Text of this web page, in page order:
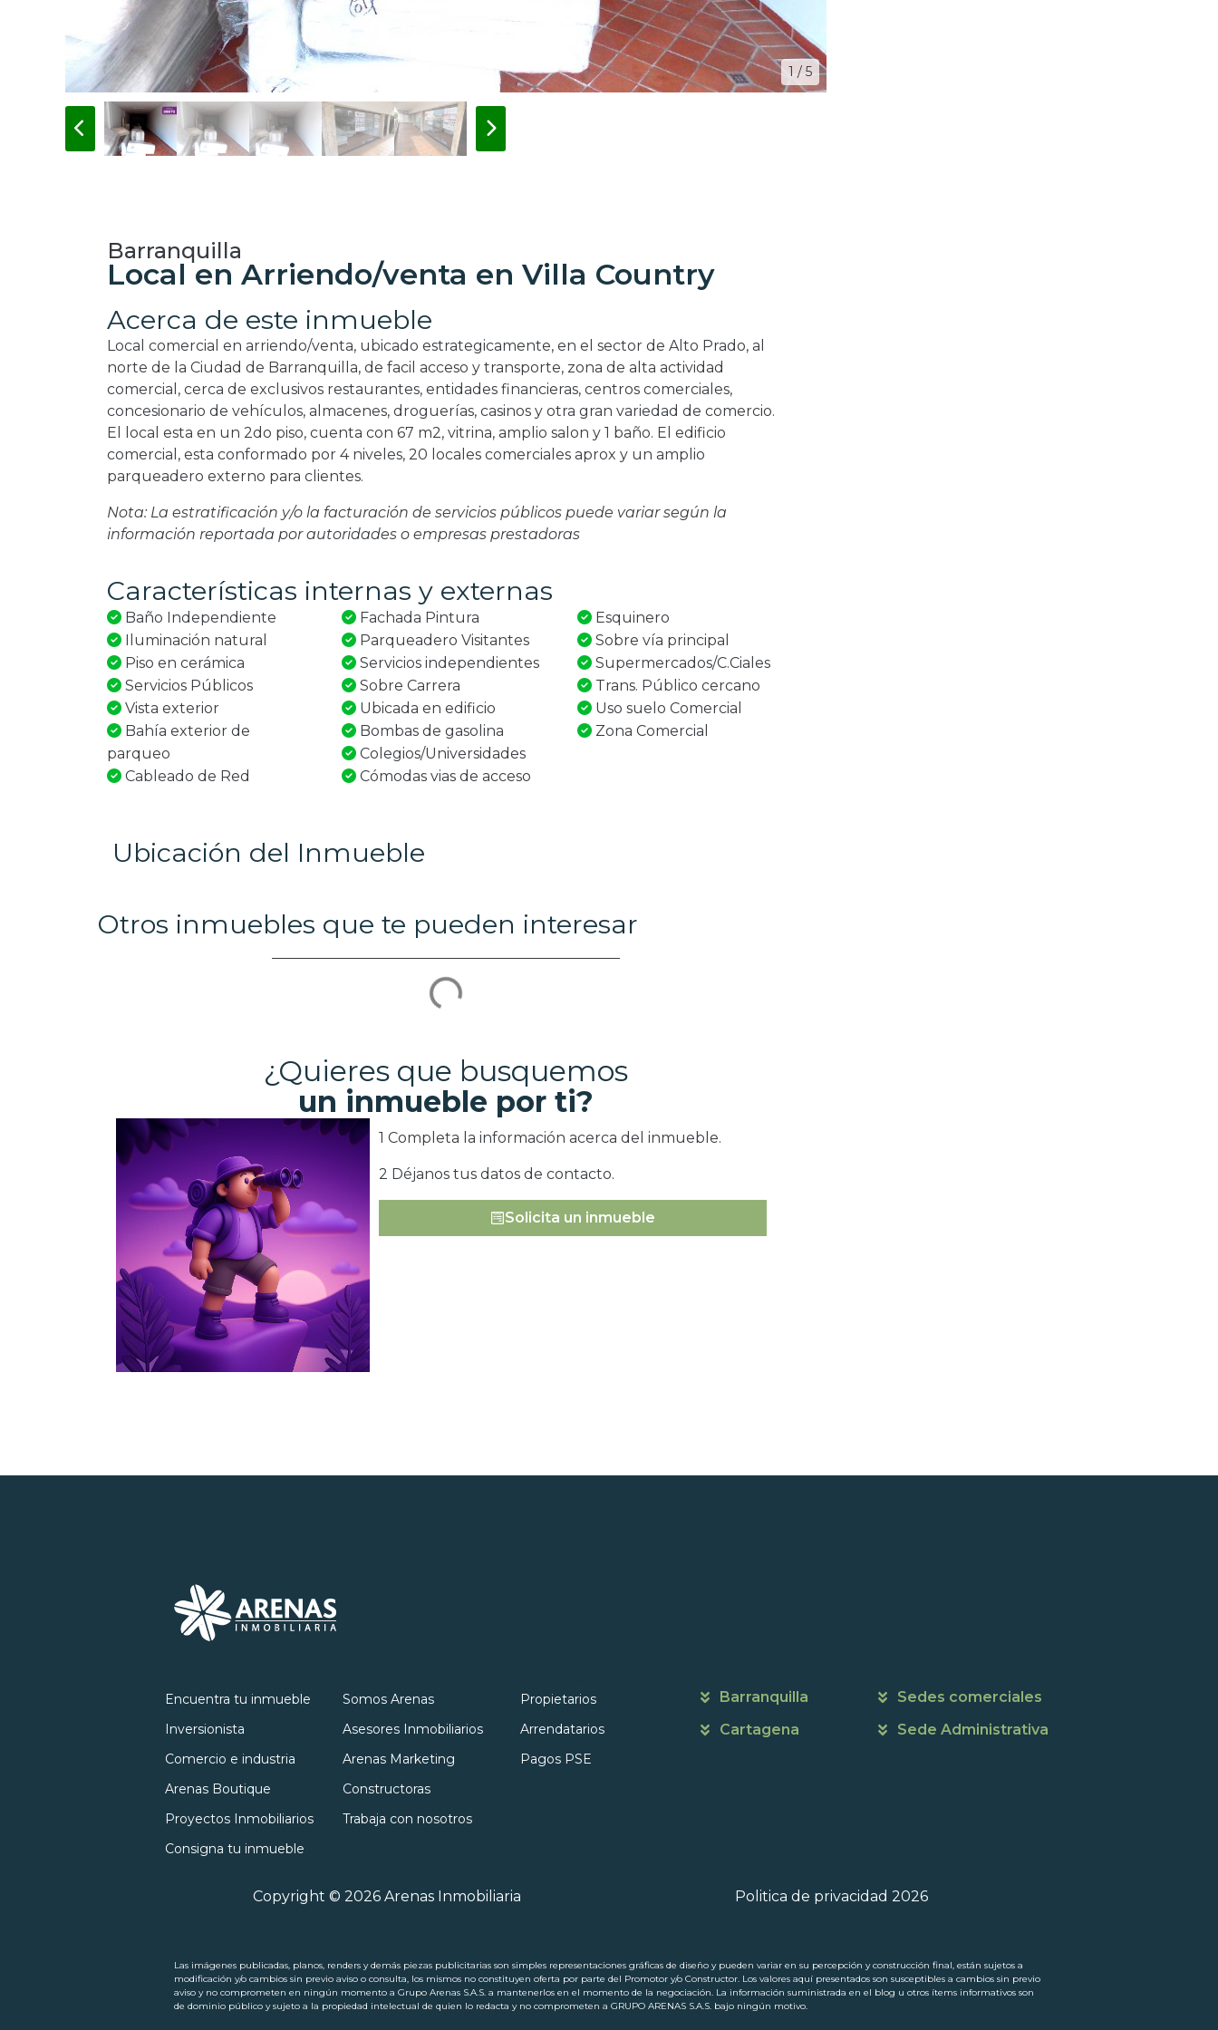
1 / 5
Barranquilla
Local en Arriendo/venta en Villa Country
Acerca de este inmueble
Local comercial en arriendo/venta, ubicado estrategicamente, en el sector de Alto Prado, al
norte de la Ciudad de Barranquilla, de facil acceso y transporte, zona de alta actividad
comercial, cerca de exclusivos restaurantes, entidades financieras, centros comerciales,
concesionario de vehículos, almacenes, droguerías, casinos y otra gran variedad de comercio.
El local esta en un 2do piso, cuenta con 67 m2, vitrina, amplio salon y 1 baño. El edificio
comercial, esta conformado por 4 niveles, 20 locales comerciales aprox y un amplio
parqueadero externo para clientes.
Nota: La estratificación y/o la facturación de servicios públicos puede variar según la
información reportada por autoridades o empresas prestadoras
Características internas y externas
Baño Independiente
Iluminación natural
Piso en cerámica
Servicios Públicos
Vista exterior
Bahía exterior de
parqueo
Cableado de Red
Fachada Pintura
Parqueadero Visitantes
Servicios independientes
Sobre Carrera
Ubicada en edificio
Bombas de gasolina
Colegios/Universidades
Cómodas vias de acceso
Esquinero
Sobre vía principal
Supermercados/C.Ciales
Trans. Público cercano
Uso suelo Comercial
Zona Comercial
Ubicación del Inmueble
Otros inmuebles que te pueden interesar
¿Quieres que busquemos
un inmueble por ti?
1 Completa la información acerca del inmueble.
2 Déjanos tus datos de contacto.
Solicita un inmueble
Encuentra tu inmueble
Inversionista
Comercio e industria
Arenas Boutique
Proyectos Inmobiliarios
Consigna tu inmueble
Somos Arenas
Asesores Inmobiliarios
Arenas Marketing
Constructoras
Trabaja con nosotros
Propietarios
Arrendatarios
Pagos PSE
Barranquilla
Cartagena
Sedes comerciales
Sede Administrativa
Copyright © 2026 Arenas Inmobiliaria Politica de privacidad 2026
Las imágenes publicadas, planos, renders y demás piezas publicitarias son simples representaciones gráficas de diseño y pueden variar en su percepción y construcción final, están sujetos a
modificación y/o cambios sin previo aviso o consulta, los mismos no constituyen oferta por parte del Promotor y/o Constructor. Los valores aquí presentados son susceptibles a cambios sin previo
aviso y no comprometen en ningún momento a Grupo Arenas S.A.S. a mantenerlos en el momento de la negociación. La información suministrada en el blog u otros ítems informativos son
de dominio público y sujeto a la propiedad intelectual de quien lo redacta y no comprometen a GRUPO ARENAS S.A.S. bajo ningún motivo.